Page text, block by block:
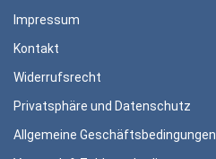
Impressum
Kontakt
Widerrufsrecht
Privatsphäre und Datenschutz
Allgemeine Geschäftsbedingungen